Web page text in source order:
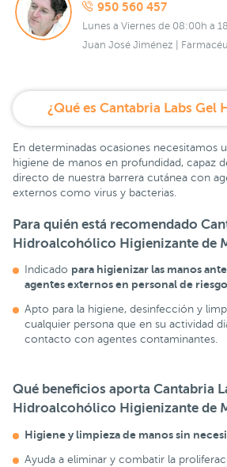
950 560 457
Lunes a Viernes de 08:00h a
Juan José Jiménez |
En determinadas ocasiones necesitamos
higiene de manos en profundidad, capaz
directo de nuestra barrera cutánea con
externos como virus y bacterias.
Para quién está recomendado
Hidroalcohólico Higienizante de
Indicado para higienizar las manos
agentes externos en personal de
Apto para la higiene, desinfección y
cualquier persona que en su actividad
contacto con agentes contaminantes.
Qué beneficios aporta Cantabria
Hidroalcohólico Higienizante de
Higiene y limpieza de manos sin
Ayuda a eliminar y combatir la